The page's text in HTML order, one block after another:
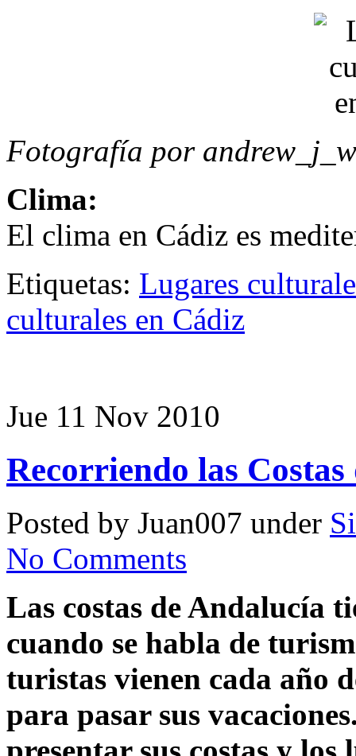
Fotografía por andrew_j_w
Clima:
El clima en Cádiz es
Etiquetas: Lugares
culturales en Cádiz
Jue 11 Nov 2010
Recorriendo las
Posted by Juan007 under
No Comments
Las costas de Andalucía
cuando se habla de
turistas vienen cada año
para pasar sus